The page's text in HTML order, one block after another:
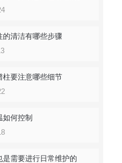
的清洁有哪些步骤
柱要注意哪些细节
何控制
是需要进行日常维护的